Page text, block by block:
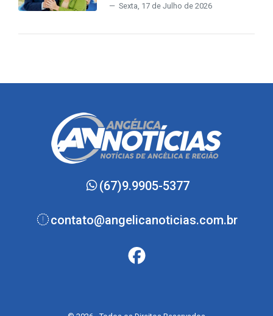
Sexta, 17 de Julho de 2026
(67)9.9905-5377
contato@angelicanoticias.com.br